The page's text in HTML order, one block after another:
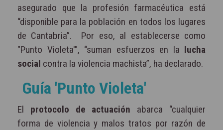
asegurado que la profesión farmacéutica está
“disponible para la población en todos los lugares
de Cantabria”. Por eso, al establecerse como
"Punto Violeta'", “suman esfuerzos en la lucha
social contra la violencia machista”, ha declarado.
Guía 'Punto Violeta'
El protocolo de actuación abarca “cualquier
forma de violencia y malos tratos por razón de